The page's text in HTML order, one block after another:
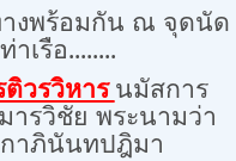
ร้อมกัน ณ จุดนัด
เรือ........
ติวรวิหาร นมัสการ
ารวิชัย พระนามว่า
าภินันทปฎิมา